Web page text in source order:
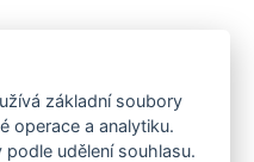
základní soubory
operace a analytiku.
udělení souhlasu.